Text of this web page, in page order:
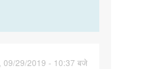
09/29/2019 - 10:37 बजे